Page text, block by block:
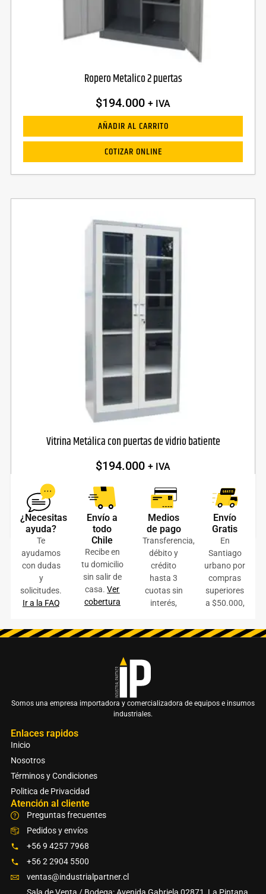
Ropero Metalico 2 puertas
$194.000 + IVA
AÑADIR AL CARRITO
COTIZAR ONLINE
Vitrina Metálica con puertas de vidrio batiente
$194.000 + IVA
AÑADIR AL CARRITO
COTIZAR ONLINE
¿Necesitas
ayuda?
Te
ayudamos
con dudas
y
solicitudes.
Ir a la FAQ
Envío a
todo
Chile
Recibe en
tu domicilio
sin salir de
casa.Ver
cobertura
Medios
de pago
Transferencia,
débito y
crédito
hasta 3
cuotas sin
interés,
Envío
Gratis
En
Santiago
urbano por
compras
superiores
a $50.000,
Somos una empresa importadora y comercializadora de equipos e insumos
industriales.
Enlaces rapidos
Inicio
Nosotros
Términos y Condiciones
Politica de Privacidad
Atención al cliente
Preguntas frecuentes
Pedidos y envíos
+56 9 4257 7968
+56 2 2904 5500
ventas@industrialpartner.cl